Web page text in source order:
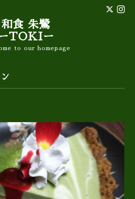
和食 朱鷺
TOKIー
to our homepage